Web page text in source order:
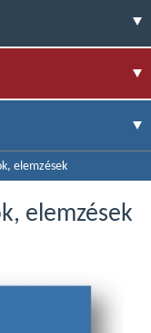
elemzések
elemzések